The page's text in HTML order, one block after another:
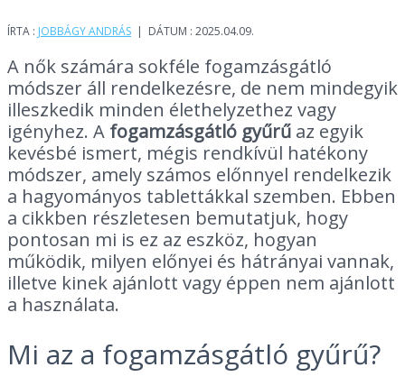
ÍRTA : JOBBÁGY ANDRÁS | DÁTUM : 2025.04.09.
A nők számára sokféle fogamzásgátló
módszer áll rendelkezésre, de nem mindegyik
illeszkedik minden élethelyzethez vagy
igényhez. A fogamzásgátló gyűrű az egyik
kevésbé ismert, mégis rendkívül hatékony
módszer, amely számos előnnyel rendelkezik
a hagyományos tablettákkal szemben. Ebben
a cikkben részletesen bemutatjuk, hogy
pontosan mi is ez az eszköz, hogyan
működik, milyen előnyei és hátrányai vannak,
illetve kinek ajánlott vagy éppen nem ajánlott
a használata.
Mi az a fogamzásgátló gyűrű?